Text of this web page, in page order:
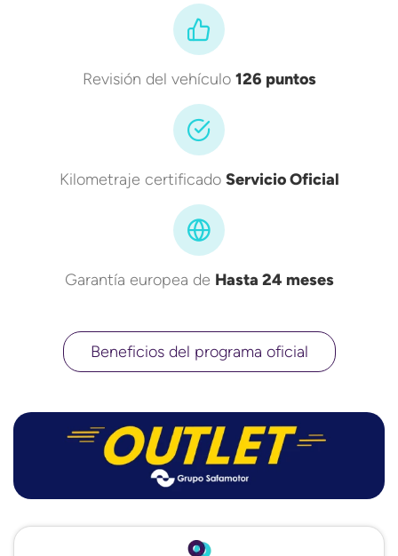
Revisión del vehículo 126 puntos
Kilometraje certificado Servicio Oficial
Garantía europea de Hasta 24 meses
Beneficios del programa oficial